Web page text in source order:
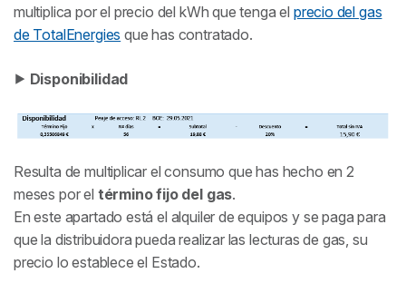
multiplica por el precio del kWh que tenga el precio del gas
de TotalEnergies que has contratado.
⯈ Disponibilidad
Resulta de multiplicar el consumo que has hecho en 2
meses por el término fijo del gas.
En este apartado está el alquiler de equipos y se paga para
que la distribuidora pueda realizar las lecturas de gas, su
precio lo establece el Estado.